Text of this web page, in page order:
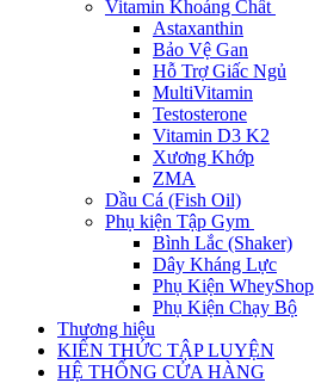
Vitamin Khoáng Chất
Astaxanthin
Bảo Vệ Gan
Hỗ Trợ Giấc Ngủ
MultiVitamin
Testosterone
Vitamin D3 K2
Xương Khớp
ZMA
Dầu Cá (Fish Oil)
Phụ kiện Tập Gym
Bình Lắc (Shaker)
Dây Kháng Lực
Phụ Kiện WheyShop
Phụ Kiện Chạy Bộ
Thương hiệu
KIẾN THỨC TẬP LUYỆN
HỆ THỐNG CỬA HÀNG